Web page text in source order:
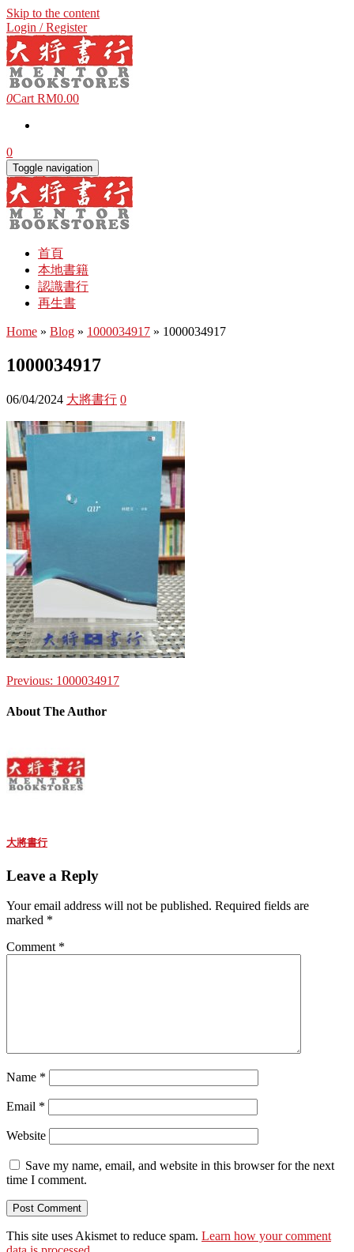
Skip to the content
Login / Register
0Cart RM0.00
0
Toggle navigation
首頁
本地書籍
認識書行
再生書
Home » Blog » 1000034917 » 1000034917
1000034917
06/04/2024 大將書行 0
Previous: 1000034917
About The Author
大將書行
Leave a Reply
Your email address will not be published. Required fields are
marked *
Comment *
Name *
Email *
Website
Save my name, email, and website in this browser for the next
time I comment.
This site uses Akismet to reduce spam. Learn how your comment